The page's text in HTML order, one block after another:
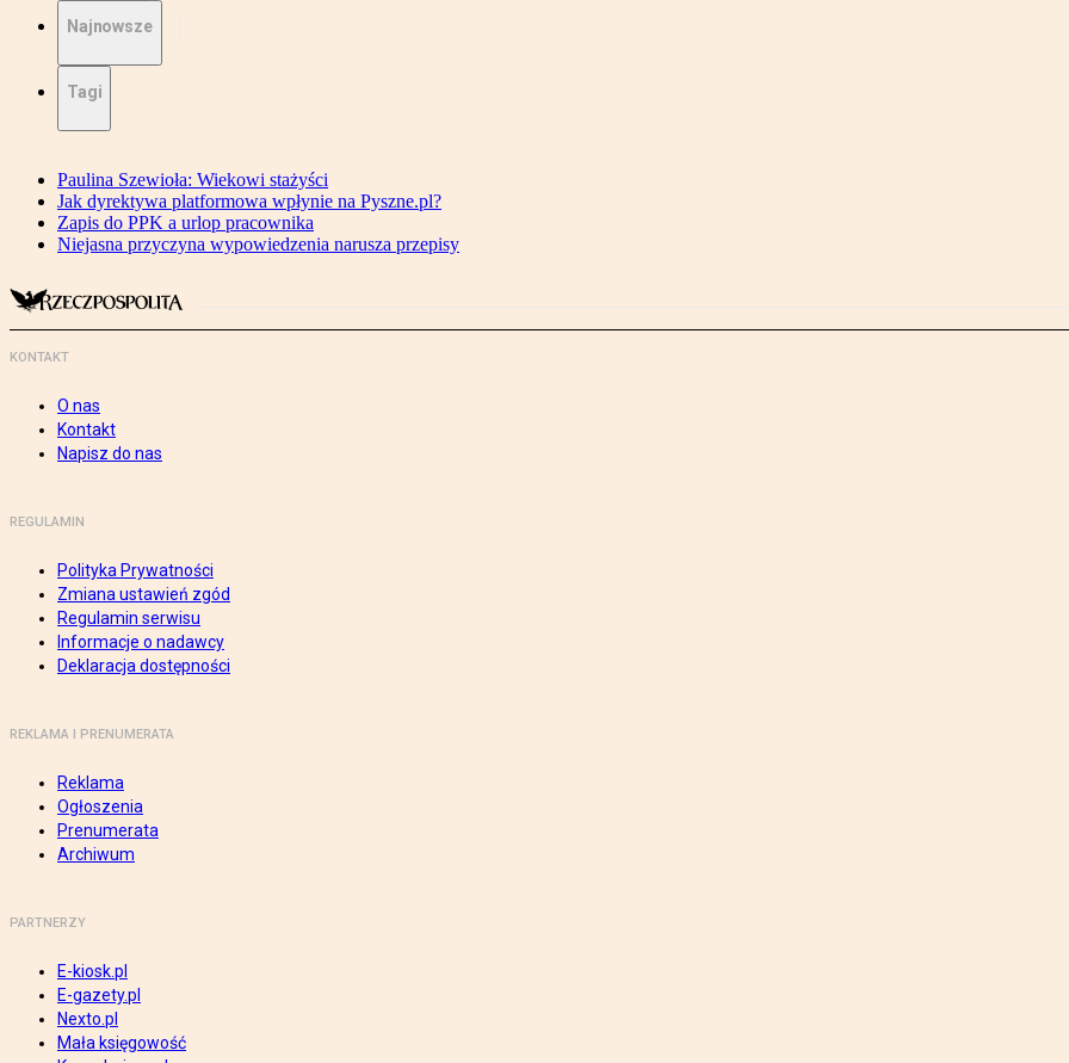
Najnowsze
Tagi
Paulina Szewioła: Wiekowi stażyści
Jak dyrektywa platformowa wpłynie na Pyszne.pl?
Zapis do PPK a urlop pracownika
Niejasna przyczyna wypowiedzenia narusza przepisy
KONTAKT
O nas
Kontakt
Napisz do nas
REGULAMIN
Polityka Prywatności
Zmiana ustawień zgód
Regulamin serwisu
Informacje o nadawcy
Deklaracja dostępności
REKLAMA I PRENUMERATA
Reklama
Ogłoszenia
Prenumerata
Archiwum
PARTNERZY
E-kiosk.pl
E-gazety.pl
Nexto.pl
Mała księgowość